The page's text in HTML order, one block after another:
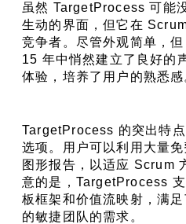
虽然 TargetProcess 可能
生动的界面，但它在
竞争者。尽管外观简单，
15 年中悄然建立了良好的
体验，培养了用户的熟悉感
TargetProcess 的突出特
选项。用户可以利用大量
图形报告，以适应 Scrum
意的是，TargetProcess
板框架和价值流映射，满
的敏捷团队的需求。